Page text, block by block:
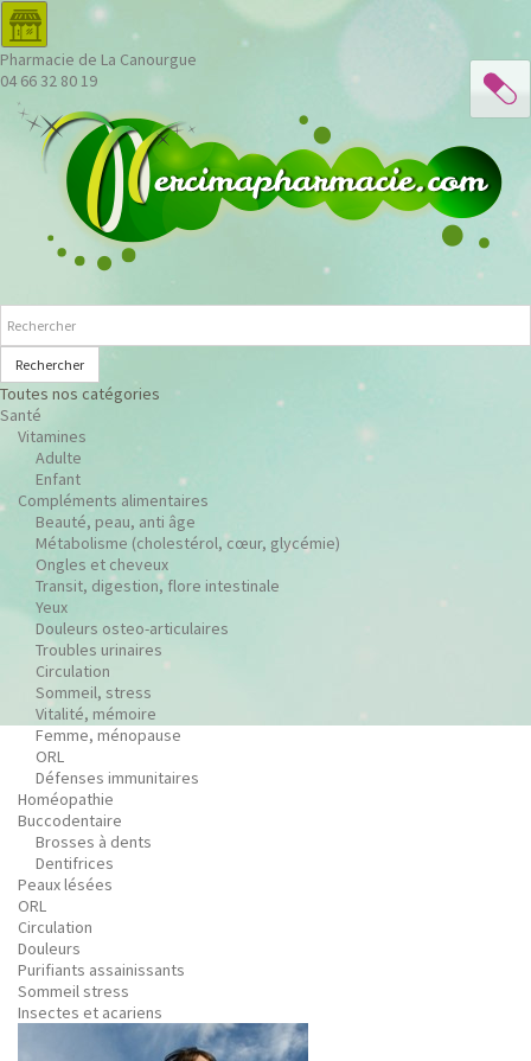
Pharmacie de La Canourgue
04 66 32 80 19
Rechercher
Toutes nos catégories
Santé
Vitamines
Adulte
Enfant
Compléments alimentaires
Beauté, peau, anti âge
Métabolisme (cholestérol, cœur, glycémie)
Ongles et cheveux
Transit, digestion, flore intestinale
Yeux
Douleurs osteo-articulaires
Troubles urinaires
Circulation
Sommeil, stress
Vitalité, mémoire
Femme, ménopause
ORL
Défenses immunitaires
Homéopathie
Buccodentaire
Brosses à dents
Dentifrices
Peaux lésées
ORL
Circulation
Douleurs
Purifiants assainissants
Sommeil stress
Insectes et acariens